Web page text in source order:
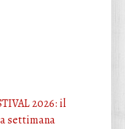
2026: il
settimana